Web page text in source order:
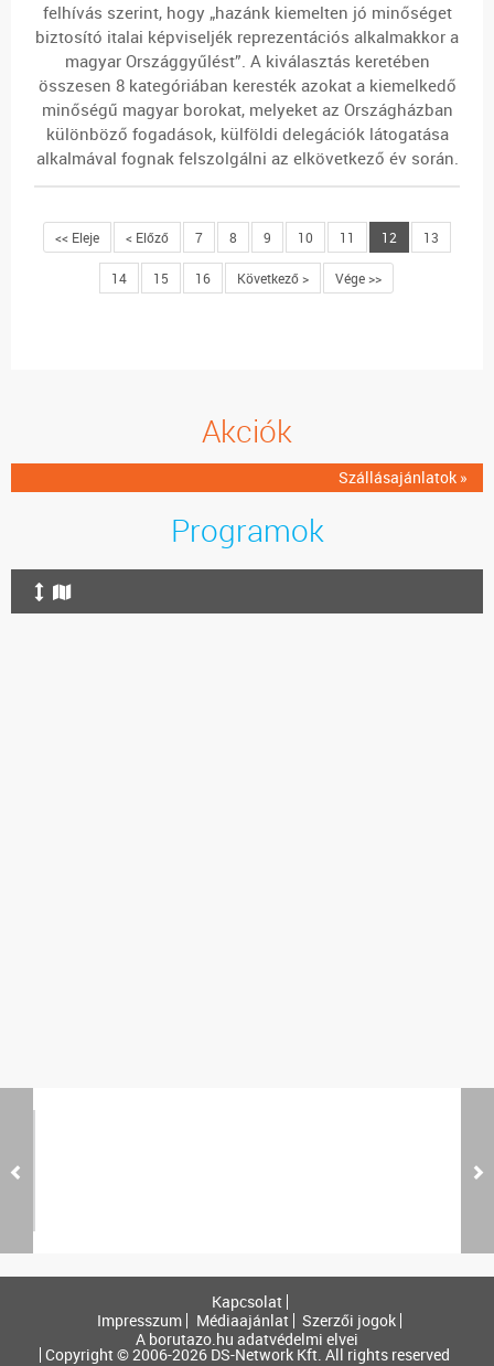
felhívás szerint, hogy „hazánk kiemelten jó minőséget
biztosító italai képviseljék reprezentációs alkalmakkor a
magyar Országgyűlést”. A kiválasztás keretében
összesen 8 kategóriában keresték azokat a kiemelkedő
minőségű magyar borokat, melyeket az Országházban
különböző fogadások, külföldi delegációk látogatása
alkalmával fognak felszolgálni az elkövetkező év során.
<< Eleje < Előző 7 8 9 10 11 12 13
14 15 16 Következő > Vége >>
Akciók
Szállásajánlatok »
Programok
Kapcsolat
Impresszum
Médiaajánlat
Szerzői jogok
A borutazo.hu adatvédelmi elvei
Copyright © 2006-2026 DS-Network Kft. All rights reserved